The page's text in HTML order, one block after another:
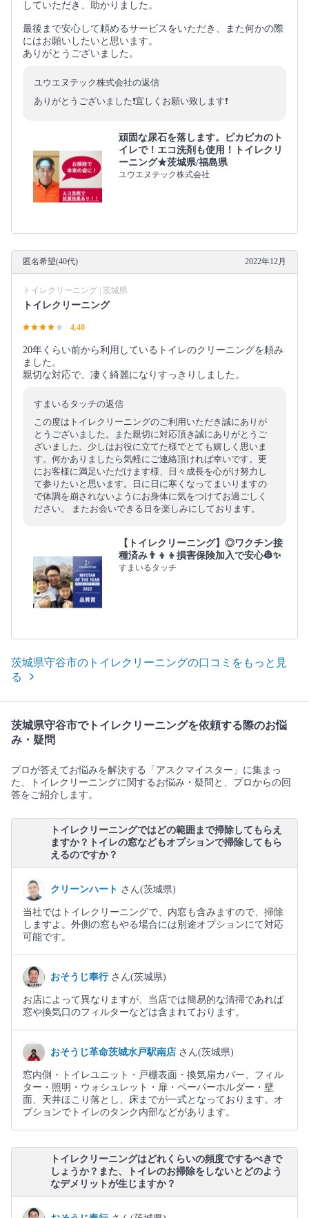
していただき、助かりました。
最後まで安心して頼めるサービスをいただき、また何かの際
にはお願いしたいと思います。
ありがとうございました。
ユウエヌテック株式会社の返信
ありがとうございました❗️宜しくお願い致します❗️
頑固な尿石を落します。ピカピカのト
イレで！エコ洗剤も使用！トイレクリ
ーニング★茨城県/福島県
ユウエヌテック株式会社
匿名希望(40代) 2022年12月
トイレクリーニング | 茨城県
トイレクリーニング
4.40
20年くらい前から利用しているトイレのクリーニングを頼み
ました。
親切な対応で、凄く綺麗になりすっきりしました。
すまいるタッチの返信
この度はトイレクリーニングのご利用いただき誠にありが
とうございました。また親切に対応頂き誠にありがとうご
ざいました。少しはお役に立てた様でとても嬉しく思いま
す。何かありましたら気軽にご連絡頂ければ幸いです。更
にお客様に満足いただけます様、日々成長を心がけ努力し
て参りたいと思います。日に日に寒くなってまいりますの
で体調を崩されないようにお身体に気をつけてお過ごしく
ださい。 またお会いできる日を楽しみにしております。
【トイレクリーニング】◎ワクチン接
種済み👨‍👦‍👦損害保険加入で安心👷✨
すまいるタッチ
茨城県守谷市のトイレクリーニングの口コミをもっと見
る
茨城県守谷市でトイレクリーニングを依頼する際のお悩
み・疑問
プロが答えてお悩みを解決する「アスクマイスター」に集まっ
た、トイレクリーニングに関するお悩み・疑問と、プロからの回
答をご紹介します。
トイレクリーニングではどの範囲まで掃除してもらえ
ますか？トイレの窓などもオプションで掃除してもら
えるのですか？
クリーンハート さん(茨城県)
当社ではトイレクリーニングで、内窓も含みますので、掃除
しますよ。外側の窓もやる場合には別途オプションにて対応
可能です。
おそうじ奉行 さん(茨城県)
お店によって異なりますが、当店では簡易的な清掃であれば
窓や換気口のフィルターなどは含まれております。
おそうじ革命茨城水戸駅南店 さん(茨城県)
窓内側・トイレユニット・戸棚表面・換気扇カバー、フィル
ター・照明・ウォシュレット・扉・ペーパーホルダー・壁
面、天井ほこり落とし、床までが一式となっております。オ
プションでトイレのタンク内部などがあります。
トイレクリーニングはどれくらいの頻度でするべきで
しょうか？また、トイレのお掃除をしないとどのよう
なデメリットが生じますか？